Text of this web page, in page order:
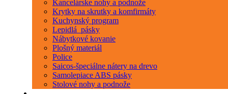
Kancelárske nohy a podnože
Krytky na skrutky a komfirmáty
Kuchynský program
Lepidlá_pásky
Nábytkové kovanie
Plošný materiál
Police
Saicos-špeciálne nátery na drevo
Samolepiace ABS pásky
Stolové nohy a podnože